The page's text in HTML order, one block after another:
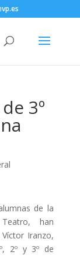
3º
de la
han
Iranzo,
2º y 3º de